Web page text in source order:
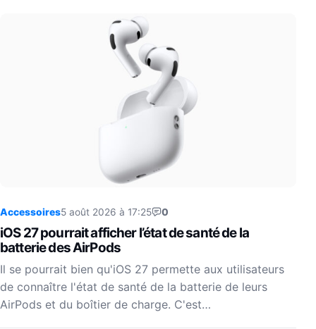
Accessoires5 août 2026 à 17:25 0
iOS 27 pourrait afficher l’état de santé de la
batterie des AirPods
Il se pourrait bien qu'iOS 27 permette aux utilisateurs
de connaître l'état de santé de la batterie de leurs
AirPods et du boîtier de charge. C'est…